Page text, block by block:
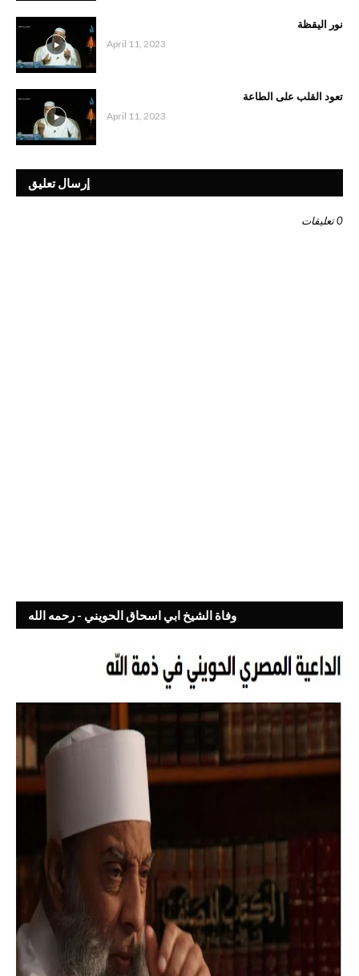
نور اليقظة
April 11, 2023
تعود القلب على الطاعة
April 11, 2023
إرسال تعليق
0 تعليقات
وفاة الشيخ ابي اسحاق الحويني - رحمه الله